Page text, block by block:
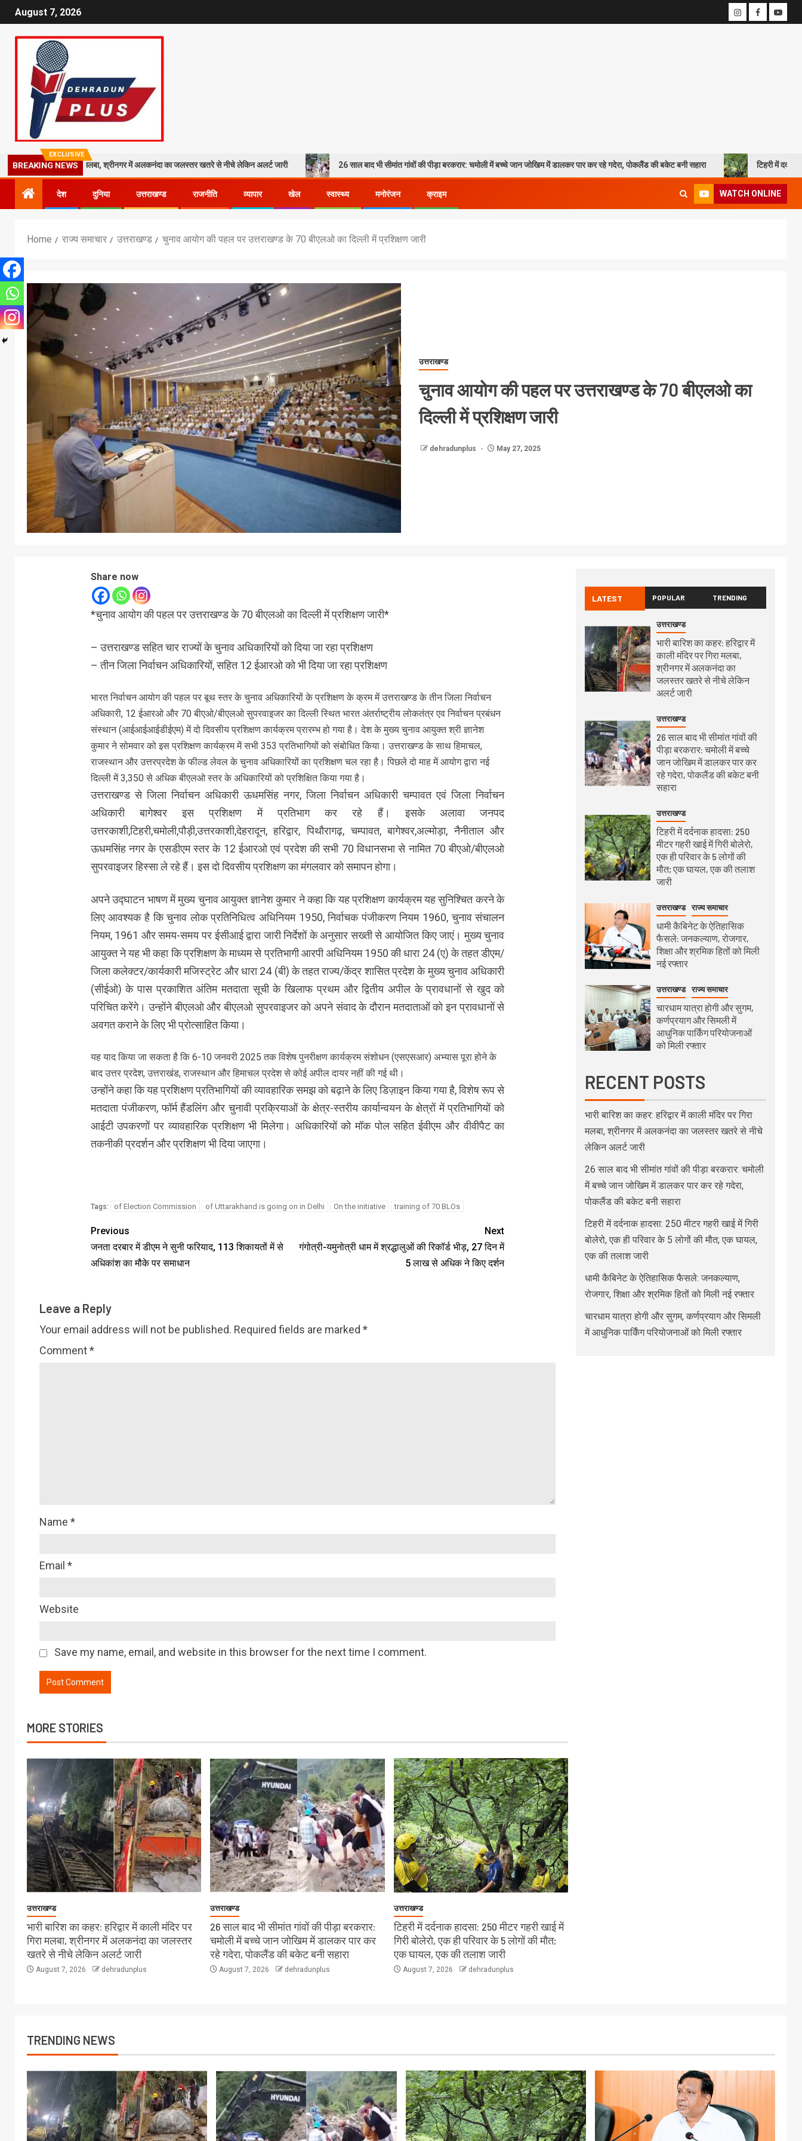
August 7, 2026
EXCLUSIVE
BREAKING NEWS
पर गिरा मलबा, श्रीनगर में अलकनंदा का जलस्तर खतरे से नीचे लेकिन अलर्ट जारी 26 साल बाद भी सीमांत गांवों की पीड़ा बरकरार: चमोली में बच्चे जान जोखिम में डालकर पार कर रहे गदेरा, पोकलैंड की बकेट बनी सहारा टिहरी में दर्दनाक हादसा: 250 मीटर
देश दुनिया उत्तराखण्ड राजनीति व्यापार खेल स्वास्थ्य मनोरंजन क्राइम WATCH ONLINE
Home राज्य समाचार उत्तराखण्ड चुनाव आयोग की पहल पर उत्तराखण्ड के 70 बीएलओ का दिल्ली में प्रशिक्षण जारी
उत्तराखण्ड
चुनाव आयोग की पहल पर उत्तराखण्ड के 70 बीएलओ का
दिल्ली में प्रशिक्षण जारी
dehradunplus May 27, 2025
Share now
*चुनाव आयोग की पहल पर उत्तराखण्ड के 70 बीएलओ का दिल्ली में प्रशिक्षण जारी*
– उत्तराखण्ड सहित चार राज्यों के चुनाव अधिकारियों को दिया जा रहा प्रशिक्षण
– तीन जिला निर्वाचन अधिकारियों, सहित 12 ईआरओ को भी दिया जा रहा प्रशिक्षण
भारत निर्वाचन आयोग की पहल पर बूथ स्तर के चुनाव अधिकारियों के प्रशिक्षण के क्रम में उत्तराखण्ड के तीन जिला निर्वाचन
अधिकारी, 12 ईआरओ और 70 बीएओ/बीएलओ सुपरवाइजर का दिल्ली स्थित भारत अंतर्राष्ट्रीय लोकतंत्र एव निर्वाचन प्रबंधन
संस्थान (आईआईआईडीईएम) में दो दिवसीय प्रशिक्षण कार्यक्रम प्रारम्भ हो गया है। देश के मुख्य चुनाव आयुक्त श्री ज्ञानेश
कुमार ने सोमवार को इस प्रशिक्षण कार्यक्रम में सभी 353 प्रतिभागियों को संबोधित किया। उत्तराखण्ड के साथ हिमाचल,
राजस्थान और उत्तरप्रदेश के फील्ड लेवल के चुनाव अधिकारियों का प्रशिक्षण चल रहा है। पिछले दो माह में आयोग द्वारा नई
दिल्ली में 3,350 से अधिक बीएलओ स्तर के अधिकारियों को प्रशिक्षित किया गया है।
उत्तराखण्ड से जिला निर्वाचन अधिकारी ऊधमसिंह नगर, जिला निर्वाचन अधिकारी चम्पावत एवं जिला निर्वाचन
अधिकारी बागेश्वर इस प्रशिक्षण में प्रतिभाग कर रहे हैं। इसके अलावा जनपद
उत्तरकाशी,टिहरी,चमोली,पौड़ी,उत्तरकाशी,देहरादून, हरिद्वार, पिथौरागढ़, चम्पावत, बागेश्वर,अल्मोड़ा, नैनीताल और
ऊधमसिंह नगर के एसडीएम स्तर के 12 ईआरओ एवं प्रदेश की सभी 70 विधानसभा से नामित 70 बीएओ/बीएलओ
सुपरवाइजर हिस्सा ले रहे हैं। इस दो दिवसीय प्रशिक्षण का मंगलवार को समापन होगा।
अपने उद्घाटन भाषण में मुख्य चुनाव आयुक्त ज्ञानेश कुमार ने कहा कि यह प्रशिक्षण कार्यक्रम यह सुनिश्चित करने के
लिए आवश्यक है कि चुनाव लोक प्रतिनिधित्व अधिनियम 1950, निर्वाचक पंजीकरण नियम 1960, चुनाव संचालन
नियम, 1961 और समय-समय पर ईसीआई द्वारा जारी निर्देशों के अनुसार सख्ती से आयोजित किए जाएं। मुख्य चुनाव
आयुक्त ने यह भी कहा कि प्रशिक्षण के माध्यम से प्रतिभागी आरपी अधिनियम 1950 की धारा 24 (ए) के तहत डीएम/
जिला कलेक्टर/कार्यकारी मजिस्ट्रेट और धारा 24 (बी) के तहत राज्य/केंद्र शासित प्रदेश के मुख्य चुनाव अधिकारी
(सीईओ) के पास प्रकाशित अंतिम मतदाता सूची के खिलाफ प्रथम और द्वितीय अपील के प्रावधानों से खुद को
परिचित करेंगे। उन्होंने बीएलओ और बीएलओ सुपरवाइजर को अपने संवाद के दौरान मतदाताओं को इन प्रावधानों से
अवगत कराने के लिए भी प्रोत्साहित किया।
यह याद किया जा सकता है कि 6-10 जनवरी 2025 तक विशेष पुनरीक्षण कार्यक्रम संशोधन (एसएसआर) अभ्यास पूरा होने के
बाद उत्तर प्रदेश, उत्तराखंड, राजस्थान और हिमाचल प्रदेश से कोई अपील दायर नहीं की गई थी।
उन्होंने कहा कि यह प्रशिक्षण प्रतिभागियों की व्यावहारिक समझ को बढ़ाने के लिए डिज़ाइन किया गया है, विशेष रूप से
मतदाता पंजीकरण, फॉर्म हैंडलिंग और चुनावी प्रक्रियाओं के क्षेत्र-स्तरीय कार्यान्वयन के क्षेत्रों में प्रतिभागियों को
आईटी उपकरणों पर व्यावहारिक प्रशिक्षण भी मिलेगा। अधिकारियों को मॉक पोल सहित ईवीएम और वीवीपैट का
तकनीकी प्रदर्शन और प्रशिक्षण भी दिया जाएगा।
Tags: of Election Commission of Uttarakhand is going on in Delhi On the initiative training of 70 BLOs
Previous
जनता दरबार में डीएम ने सुनी फरियाद, 113 शिकायतों में से
अधिकांश का मौके पर समाधान
Next
गंगोत्री-यमुनोत्री धाम में श्रद्धालुओं की रिकॉर्ड भीड़, 27 दिन में
5 लाख से अधिक ने किए दर्शन
Leave a Reply
Your email address will not be published. Required fields are marked *
Comment*
Name *
Email *
Website
Save my name, email, and website in this browser for the next time I comment.
MORE STORIES
उत्तराखण्ड
भारी बारिश का कहर: हरिद्वार में काली मंदिर पर
गिरा मलबा, श्रीनगर में अलकनंदा का जलस्तर
खतरे से नीचे लेकिन अलर्ट जारी
August 7, 2026 dehradunplus
उत्तराखण्ड
26 साल बाद भी सीमांत गांवों की पीड़ा बरकरार:
चमोली में बच्चे जान जोखिम में डालकर पार कर
रहे गदेरा, पोकलैंड की बकेट बनी सहारा
August 7, 2026 dehradunplus
उत्तराखण्ड
टिहरी में दर्दनाक हादसा: 250 मीटर गहरी खाई में
गिरी बोलेरो, एक ही परिवार के 5 लोगों की मौत;
एक घायल, एक की तलाश जारी
August 7, 2026 dehradunplus
LATEST POPULAR TRENDING
उत्तराखण्ड
भारी बारिश का कहर: हरिद्वार में
काली मंदिर पर गिरा मलबा,
श्रीनगर में अलकनंदा का
जलस्तर खतरे से नीचे लेकिन
अलर्ट जारी
उत्तराखण्ड
26 साल बाद भी सीमांत गांवों की
पीड़ा बरकरार: चमोली में बच्चे
जान जोखिम में डालकर पार कर
रहे गदेरा, पोकलैंड की बकेट बनी
सहारा
उत्तराखण्ड
टिहरी में दर्दनाक हादसा: 250
मीटर गहरी खाई में गिरी बोलेरो,
एक ही परिवार के 5 लोगों की
मौत; एक घायल, एक की तलाश
जारी
उत्तराखण्ड राज्य समाचार
धामी कैबिनेट के ऐतिहासिक
फैसले: जनकल्याण, रोजगार,
शिक्षा और श्रमिक हितों को मिली
नई रफ्तार
उत्तराखण्ड राज्य समाचार
चारधाम यात्रा होगी और सुगम,
कर्णप्रयाग और सिमली में
आधुनिक पार्किंग परियोजनाओं
को मिली रफ्तार
RECENT POSTS
भारी बारिश का कहर: हरिद्वार में काली मंदिर पर गिरा
मलबा, श्रीनगर में अलकनंदा का जलस्तर खतरे से नीचे
लेकिन अलर्ट जारी
26 साल बाद भी सीमांत गांवों की पीड़ा बरकरार: चमोली
में बच्चे जान जोखिम में डालकर पार कर रहे गदेरा,
पोकलैंड की बकेट बनी सहारा
टिहरी में दर्दनाक हादसा: 250 मीटर गहरी खाई में गिरी
बोलेरो, एक ही परिवार के 5 लोगों की मौत; एक घायल,
एक की तलाश जारी
धामी कैबिनेट के ऐतिहासिक फैसले: जनकल्याण,
रोजगार, शिक्षा और श्रमिक हितों को मिली नई रफ्तार
चारधाम यात्रा होगी और सुगम, कर्णप्रयाग और सिमली
में आधुनिक पार्किंग परियोजनाओं को मिली रफ्तार
TRENDING NEWS